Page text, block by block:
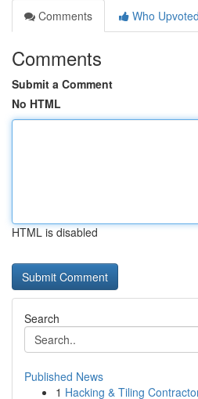
Comments
Who Upvoted
Comments
Submit a Comment
No HTML
HTML is disabled
Search
Published News
1 Hacking & Tiling